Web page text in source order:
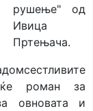
рушење" од
Ивица
Пртењача.
роман за
овновата и